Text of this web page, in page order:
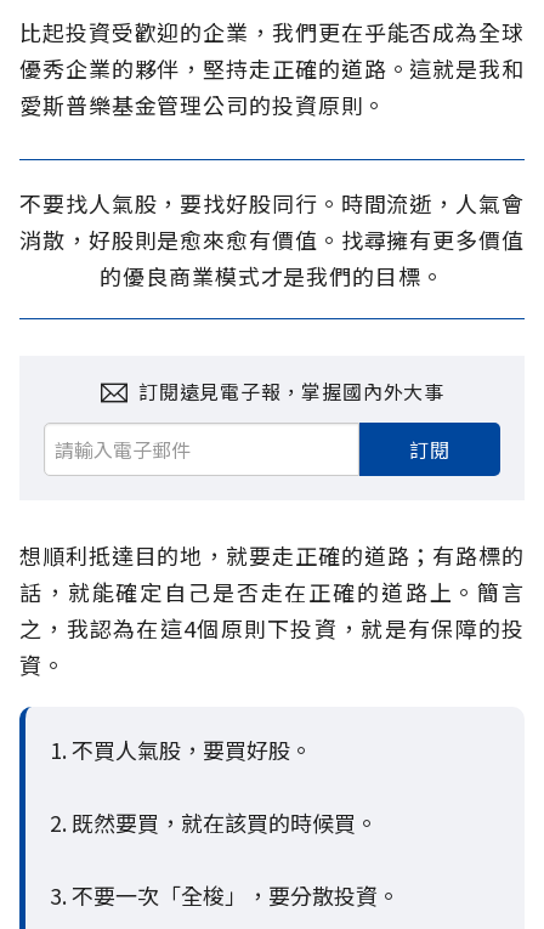
比起投資受歡迎的企業，我們更在乎能否成為全球
優秀企業的夥伴，堅持走正確的道路。這就是我和
愛斯普樂基金管理公司的投資原則。
不要找人氣股，要找好股同行。時間流逝，人氣會
消散，好股則是愈來愈有價值。找尋擁有更多價值
的優良商業模式才是我們的目標。
訂閱遠見電子報，掌握國內外大事
訂閱
想順利抵達目的地，就要走正確的道路；有路標的
話，就能確定自己是否走在正確的道路上。簡言
之，我認為在這4個原則下投資，就是有保障的投
資。
1. 不買人氣股，要買好股。
2. 既然要買，就在該買的時候買。
3. 不要一次「全梭」，要分散投資。